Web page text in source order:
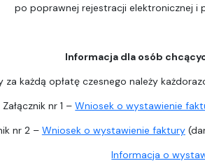
po poprawnej rejestracji elektronicznej i
Informacja dla osób
każdą opłatę czesnego należy
Załącznik nr 1 –Wniosek o wystawienie
nr 2 – Wniosek o wystawienie faktury
Informacja o